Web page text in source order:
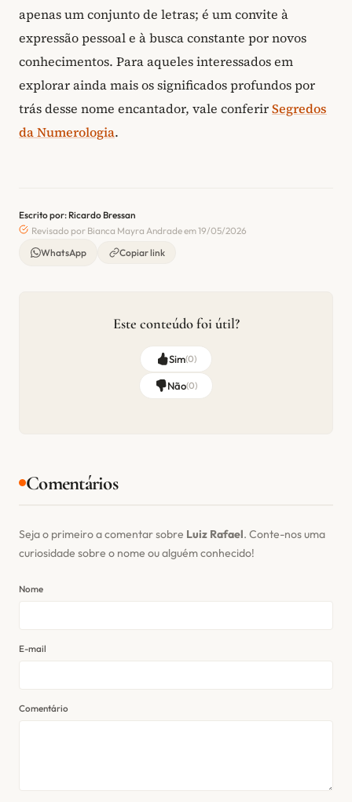
apenas um conjunto de letras; é um convite à
expressão pessoal e à busca constante por novos
conhecimentos. Para aqueles interessados em
explorar ainda mais os significados profundos por
trás desse nome encantador, vale conferirSegredos
da Numerologia.
Escrito por: Ricardo Bressan
Revisado por Bianca Mayra Andrade em 19/05/2026
WhatsApp
Copiar link
Este conteúdo foi útil?
Sim(0)
Não(0)
Comentários
Seja o primeiro a comentar sobre Luiz Rafael. Conte-nos uma
curiosidade sobre o nome ou alguém conhecido!
Nome
E-mail
Comentário